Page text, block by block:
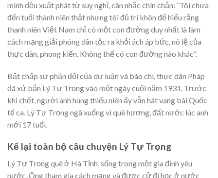
mình đều xuất phát từ suy nghĩ, cân nhắc chín chắn: ‘’Tôi chưa
đến tuổi thành niên thật nhưng tôi đủ trí khôn để hiểu rằng
thanh niên Việt Nam chỉ có một con đường duy nhất là làm
cách mạng giải phóng dân tộc ra khỏi ách áp bức, nô lệ của
thực dân, phong kiến. Không thể có con đường nào khác”.
Bất chấp sự phản đối của dư luận và báo chí, thực dân Pháp
đã xử bắn Lý Tự Trọng vào một ngày cuối năm 1931. Trước
khi chết, người anh hùng thiếu niên ấy vẫn hát vang bài Quốc
tế ca. Lý Tự Trọng ngã xuống vì quê hương, đất nước lúc anh
mới 17 tuổi.
Kể lại toàn bộ câu chuyện Lý Tự Trọng
Lý Tự Trọng quê ở Hà Tĩnh, sống trong một gia đình yêu
nước. Ông tham gia cách mạng và được cử đi học ở nước